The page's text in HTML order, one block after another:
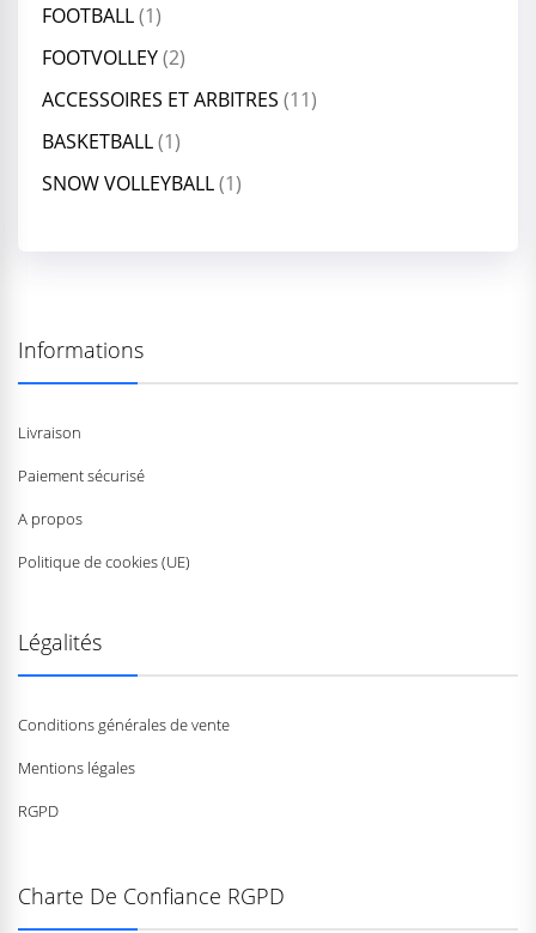
FOOTBALL(1)
FOOTVOLLEY(2)
ACCESSOIRES ET ARBITRES (11)
BASKETBALL(1)
SNOW VOLLEYBALL(1)
Informations
Livraison
Paiement sécurisé
A propos
Politique de cookies (UE)
Légalités
Conditions générales de vente
Mentions légales
RGPD
Charte De Confiance RGPD